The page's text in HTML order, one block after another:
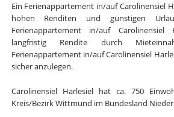
Ein Ferienappartement in/auf Carolinensiel
hohen Renditen und günstigen
Ferienappartement in/auf
langfristig Rendite durch
Ferienappartement in/auf Carolinensiel
sicher anzulegen.
Carolinensiel Harlesiel hat ca. 750
Kreis/Bezirk Wittmund im Bundesland